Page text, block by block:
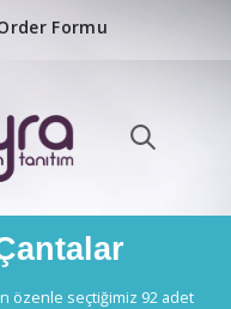
Formu
özenle seçtiğimiz 92 adet